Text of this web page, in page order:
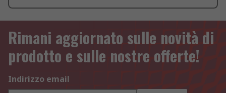
Rimani aggiornato sulle novità di
prodotto e sulle nostre offerte!
Indirizzo email